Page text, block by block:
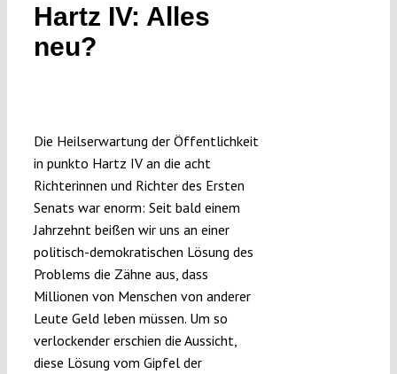
Hartz IV: Alles
neu?
Die Heilserwartung der Öffentlichkeit
in punkto Hartz IV an die acht
Richterinnen und Richter des Ersten
Senats war enorm: Seit bald einem
Jahrzehnt beißen wir uns an einer
politisch-demokratischen Lösung des
Problems die Zähne aus, dass
Millionen von Menschen von anderer
Leute Geld leben müssen. Um so
verlockender erschien die Aussicht,
diese Lösung vom Gipfel der